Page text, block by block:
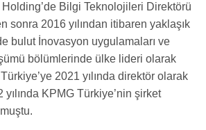
Holding’de Bilgi Teknolojileri Direktörü
sonra 2016 yılından itibaren yaklaşık
bulut İnovasyon uygulamaları ve
bölümlerinde ülke lideri olarak
2021 yılında direktör olarak
yılında KPMG Türkiye’nin şirket